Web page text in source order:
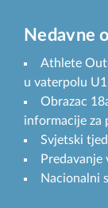
Nedavne
Athlete
u vaterpolu
Obrazac
informacije za
Svjetski
Nacionalni